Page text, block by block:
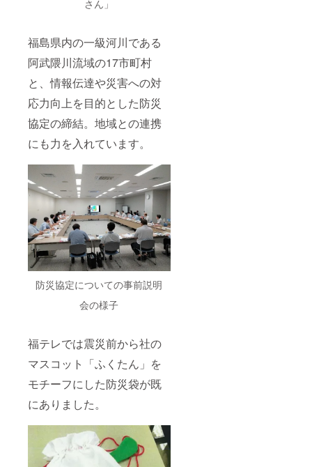
さん」
福島県内の一級河川である
阿武隈川流域の17市町村
と、情報伝達や災害への対
応力向上を目的とした防災
協定の締結。地域との連携
にも力を入れています。
防災協定についての事前説明
会の様子
福テレでは震災前から社の
マスコット「ふくたん」を
モチーフにした防災袋が既
にありました。